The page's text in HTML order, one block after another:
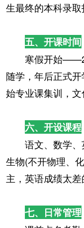
生最终的本科录取
五、开课时间
寒假开始
随学，年后正式
始专业课集训，文
六、开设课程
语文、数学、
生物(不开物理、
主，英语成绩太差
七、日常管理